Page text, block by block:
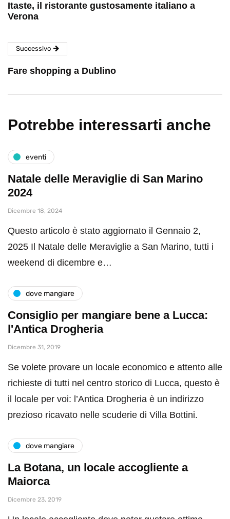
Itaste, il ristorante gustosamente italiano a
Verona
Successivo
Fare shopping a Dublino
Potrebbe interessarti anche
eventi
Natale delle Meraviglie di San Marino
2024
Dicembre 18, 2024
Questo articolo è stato aggiornato il Gennaio 2,
2025 Il Natale delle Meraviglie a San Marino, tutti i
weekend di dicembre e…
dove mangiare
Consiglio per mangiare bene a Lucca:
l'Antica Drogheria
Dicembre 31, 2019
Se volete provare un locale economico e attento alle
richieste di tutti nel centro storico di Lucca, questo è
il locale per voi: l’Antica Drogheria è un indirizzo
prezioso ricavato nelle scuderie di Villa Bottini.
dove mangiare
La Botana, un locale accogliente a
Maiorca
Dicembre 23, 2019